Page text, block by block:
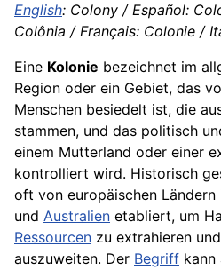
English: Colony / Español:
Colônia / Français: Colonie /
Eine Kolonie bezeichnet im
Region oder ein Gebiet, das
Menschen besiedelt ist, die
stammen, und das politisch
einem Mutterland oder einer
kontrolliert wird. Historisch
oft von europäischen Ländern
und Australien etabliert, um
Ressourcen zu extrahieren
auszuweiten. Der Begriff kann